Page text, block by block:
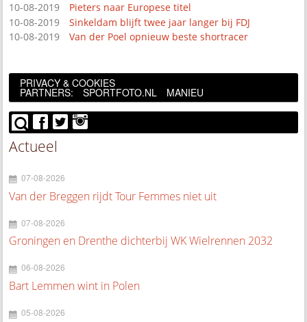
10-08-2019
Pieters naar Europese titel
10-08-2019
Sinkeldam blijft twee jaar langer bij FDJ
10-08-2019
Van der Poel opnieuw beste shortracer
PRIVACY & COOKIES
PARTNERS: SPORTFOTO.NL MANIEU
Actueel
07-08-2026
Van der Breggen rijdt Tour Femmes niet uit
07-08-2026
Groningen en Drenthe dichterbij WK Wielrennen 2032
06-08-2026
Bart Lemmen wint in Polen
05-08-2026